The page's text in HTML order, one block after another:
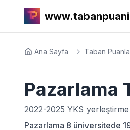
Ana Sayfa Taban
Pazarlama
2022-2025 YKS
Pazarlama 8 üniversitede